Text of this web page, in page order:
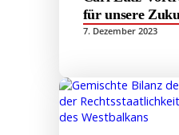
für unsere
7. Dezember 2023